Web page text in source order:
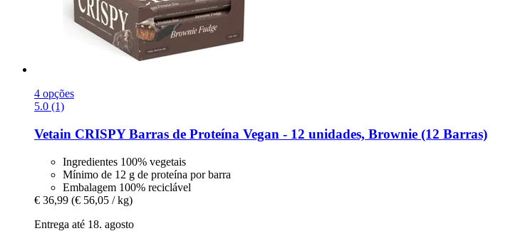
4 opções
5.0 (1)
Vetain CRISPY Barras de Proteína Vegan -​ 12 unidades, Brownie (12 Barras)
Ingredientes 100% vegetais
Mínimo de 12 g de proteína por barra
Embalagem 100% reciclável
€ 36,99 (€ 56,05 / kg)
Entrega até 18. agosto